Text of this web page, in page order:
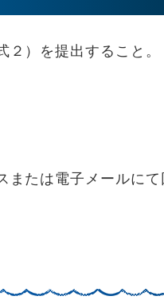
２）を提出すること。
たは電子メールにて